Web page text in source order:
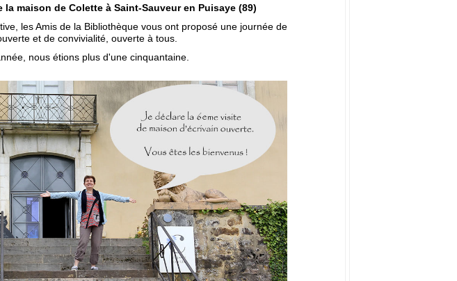
la maison de Colette à Saint-Sauveur en Puisaye (89)
les Amis de la Bibliothèque vous ont proposé une journée de
et de convivialité, ouverte à tous.
nous étions plus d'une cinquantaine.